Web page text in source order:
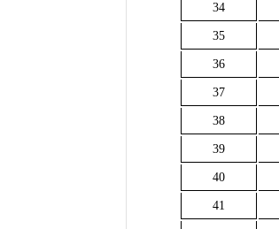
34
35
36
37
38
39
40
41